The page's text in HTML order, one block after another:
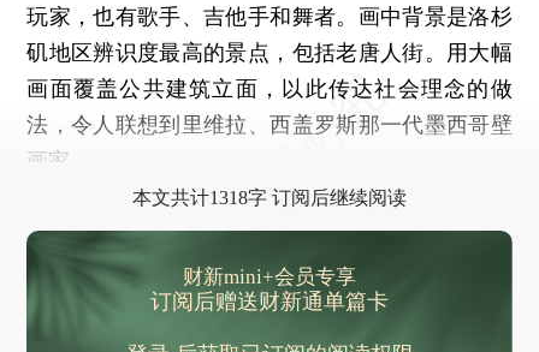
玩家，也有歌手、吉他手和舞者。画中背景是洛杉
矶地区辨识度最高的景点，包括老唐人街。用大幅
画面覆盖公共建筑立面，以此传达社会理念的做
法，令人联想到里维拉、西盖罗斯那一代墨西哥壁
画家。
本文共计1318字 订阅后继续阅读
财新mini+会员专享
订阅后赠送财新通单篇卡